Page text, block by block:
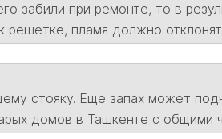
забили при ремонте, то в
пламя должно
стояку. Еще запах может
домов в Ташкенте с общими